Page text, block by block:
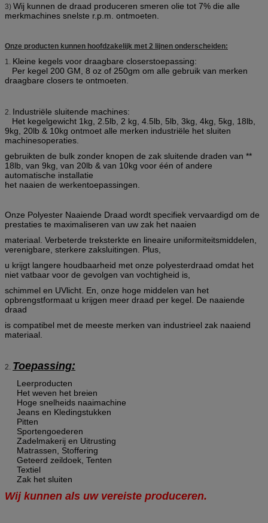
3) Wij kunnen de draad produceren smeren olie tot 7% die alle
merkmachines snelste r.p.m. ontmoeten.
Onze producten kunnen hoofdzakelijk met 2 lijnen onderscheiden:
1. Kleine kegels voor draagbare closerstoepassing:
Per kegel 200 GM, 8 oz of 250gm om alle gebruik van merken
draagbare closers te ontmoeten.
2. Industriële sluitende machines:
Het kegelgewicht 1kg, 2.5lb, 2 kg, 4.5lb, 5lb, 3kg, 4kg, 5kg, 18lb,
9kg, 20lb & 10kg ontmoet alle merken industriële het sluiten
machinesoperaties.
gebruikten de bulk zonder knopen de zak sluitende draden van **
18lb, van 9kg, van 20lb & van 10kg voor één of andere
automatische installatie
het naaien de werkentoepassingen.
Onze Polyester Naaiende Draad wordt specifiek vervaardigd om de
prestaties te maximaliseren van uw zak het naaien
materiaal. Verbeterde treksterkte en lineaire uniformiteitsmiddelen,
verenigbare, sterkere zaksluitingen. Plus,
u krijgt langere houdbaarheid met onze polyesterdraad omdat het
niet vatbaar voor de gevolgen van vochtigheid is,
schimmel en UVlicht. En, onze hoge middelen van het
opbrengstformaat u krijgen meer draad per kegel. De naaiende
draad
is compatibel met de meeste merken van industrieel zak naaiend
materiaal.
2. Toepassing:
Leerproducten
Het weven het breien
Hoge snelheids naaimachine
Jeans en Kledingstukken
Pitten
Sportengoederen
Zadelmakerij en Uitrusting
Matrassen, Stoffering
Geteerd zeildoek, Tenten
Textiel
Zak het sluiten
Wij kunnen als uw vereiste produceren.